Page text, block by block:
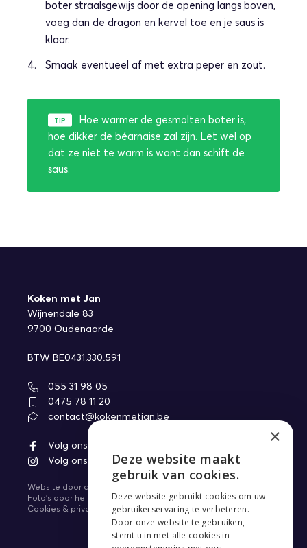
boter straalsgewijs door de opening langs boven,
voeg dan de dragon en kervel toe en je saus is
klaar.
Smaak eventueel af met extra peper en zout.
Hoe warmer de gesmolten boter is,
hoe dikker de béarnaise zal zijn. Let wel op
dat ze niet te warm is want dan schift de
saus.
Koken met Jan
Wijnendale 83
9700 Oudenaarde
BTW BE0431.330.591
055 31 98 05
0475 78 11 20
contact@kokenmetjan.be
Volg ons op Facebook
Volg ons op Instagram
Website door core-graphics.be
Foto's door heikki.be
Cookies & privacy
ENGLISH
FRANÇAIS
×
Deze website maakt
gebruik van cookies.
Deze website gebruikt cookies om uw
gebruikerservaring te verbeteren.
Door onze website te gebruiken,
stemt u in met alle cookies in